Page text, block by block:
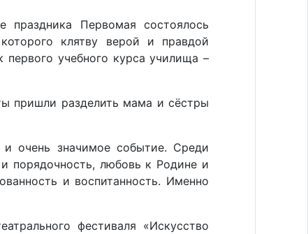
праздника Первомая состоялось
клятву верой и правдой
учебного курса училища –
пришли разделить мама и сёстры
очень значимое событие. Среди
порядочность, любовь к Родине и
и воспитанность. Именно
фестиваля «Искусство